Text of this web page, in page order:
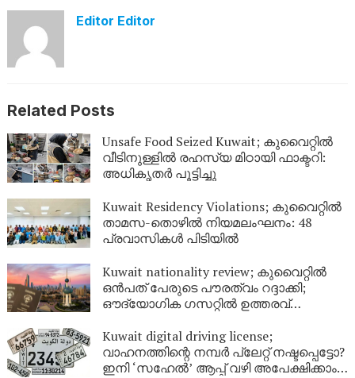
Editor Editor
Related Posts
Unsafe Food Seized Kuwait; കുവൈറ്റിൽ
വീടിനുള്ളിൽ രഹസ്യ മിഠായി ഫാക്ടറി:
അധികൃതർ പൂട്ടിച്ചു
Kuwait Residency Violations; കുവൈറ്റിൽ
താമസ-തൊഴിൽ നിയമലംഘനം: 48
പ്രവാസികൾ പിടിയിൽ
Kuwait nationality review; കുവൈറ്റിൽ
ഒൻപത് പേരുടെ പൗരത്വം റദ്ദാക്കി;
ഔദ്യോഗിക ഗസറ്റിൽ ഉത്തരവ്
Kuwait digital driving license;
വാഹനത്തിന്റെ നമ്പര്‍ പ്ലേറ്റ് നഷ്ടപ്പെട്ടോ?
ഇനി ‘സഹേൽ’ ആപ്പ് വഴി അപേക്ഷിക്കാം;